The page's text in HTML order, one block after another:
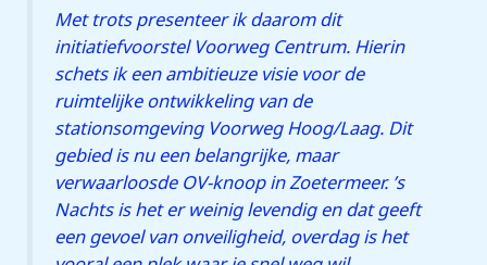
Met trots presenteer ik daarom dit
initiatiefvoorstel Voorweg Centrum. Hierin
schets ik een ambitieuze visie voor de
ruimtelijke ontwikkeling van de
stationsomgeving Voorweg Hoog/Laag. Dit
gebied is nu een belangrijke, maar
verwaarloosde OV-knoop in Zoetermeer. ’s
Nachts is het er weinig levendig en dat geeft
een gevoel van onveiligheid, overdag is het